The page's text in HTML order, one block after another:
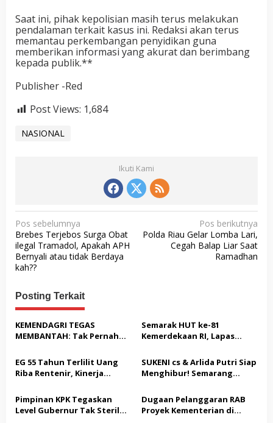
Saat ini, pihak kepolisian masih terus melakukan
pendalaman terkait kasus ini. Redaksi akan terus
memantau perkembangan penyidikan guna
memberikan informasi yang akurat dan berimbang
kepada publik.**
Publisher -Red
Post Views: 1,684
NASIONAL
Ikuti Kami
N
a
v
i
g
a
s
i
p
o
s
Pos sebelumnya
Brebes Terjebos Surga Obat
ilegal Tramadol, Apakah APH
Bernyali atau tidak Berdaya
kah??
Pos berikutnya
Polda Riau Gelar Lomba Lari,
Cegah Balap Liar Saat
Ramadhan
Posting Terkait
KEMENDAGRI TEGAS
MEMBANTAH: Tak Pernah
STC Tak Diperpanjang
Semarak HUT ke-81
Kemerdekaan RI, Lapas
Sosial dan Pemeriksaan
Kesehatan Gratis bagi
Masyarakat
EG 55 Tahun Terlilit Uang
Riba Rentenir, Kinerja
Satreskrim Polresta
Karawang unit krimum
Patut di Pertanyakan
SUKENI cs & Arlida Putri Siap
Menghibur! Semarang
Akbar “Back On Track” 2026–
2029
Pimpinan KPK Tegaskan
Level Gubernur Tak Steril
Dugaan Pelanggaran RAB
Proyek Kementerian di